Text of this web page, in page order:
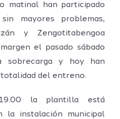
matinal han participado
mayores problemas,
y Zengotitabengoa
el pasado sábado
sobrecarga y hoy han
del entreno.
la plantilla está
la instalación municipal